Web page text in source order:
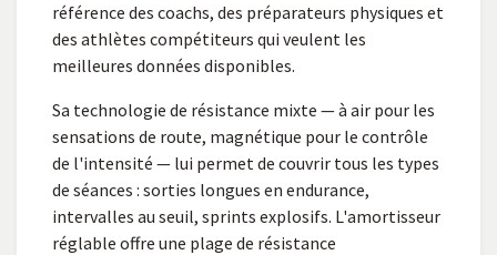
référence des coachs, des préparateurs physiques et
des athlètes compétiteurs qui veulent les
meilleures données disponibles.
Sa technologie de résistance mixte — à air pour les
sensations de route, magnétique pour le contrôle
de l'intensité — lui permet de couvrir tous les types
de séances : sorties longues en endurance,
intervalles au seuil, sprints explosifs. L'amortisseur
réglable offre une plage de résistance